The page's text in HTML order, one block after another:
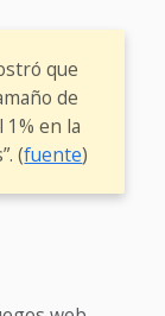
que
de
1% en la
(fuente)